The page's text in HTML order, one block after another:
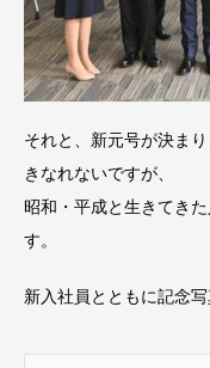
それと、新元号が決ま
きなれないですが、
昭和・平成と生きてき
す。
新入社員とともに記念写